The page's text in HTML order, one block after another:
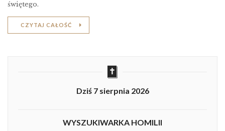
świętego.
CZYTAJ CAŁOŚĆ
Dziś 7 sierpnia 2026
WYSZUKIWARKA HOMILII